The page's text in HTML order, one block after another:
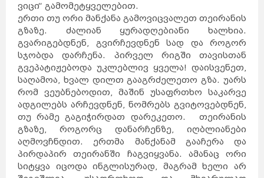
ქართლი
კახეთი
თბილისი
შიდა
ქართლი
სამცხე-
ჯავახეთი
სამეგრელო
სვანეთი
აფხაზეთი
ავსტრალია
ვიცი“ გამომეტყველებით.
ერთი თუ ორი მანქანა გამოვიცვალეთ თეირანის
გზაზე. ძალიან ყურადღებიანი ხალხია.
გვარიგებდნენ, გვირჩევდნენ სად და როგორ
სჯობდა დარჩენა. პირველ რიგში თავისთან
გვეპატიჟებოდა უკლებლივ ყველა! დაისვენეთ,
საღამოა, ხვალ დილთ გააგრძელეთო გზა. უარს
რომ ვეუბნებოდით, მაშინ უსაფრთხო საკარვე
ადგილებს არჩევდნენ, ნომრებს გვიტოვებდნენ,
თუ რამე გაგიჭირდათ დარეკეთო. თეირანის
გზაზე, როგორც დანარჩენზე, იღბლიანები
აღმოვჩნდით. ერთმა მანქანამ გააჩერა და
პირდაპირ თეირანში ჩაგვიყვანა. ამანაც ორი
სიტყვა იცოდა ინგლისურად, მაგრამ ხელი არ